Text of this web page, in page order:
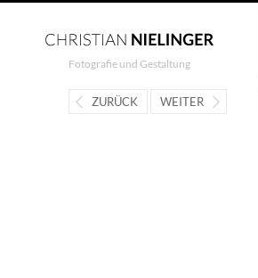
Fotografie und Gestaltung
ZURÜCK WEITER